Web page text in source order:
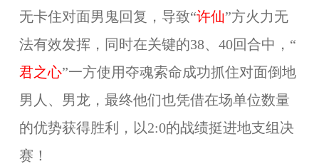
无卡住对面男鬼回复，导致“许仙”方火力无
法有效发挥，同时在关键的38、40回合中，“
君之心”一方使用夺魂索命成功抓住对面倒地
男人、男龙，最终他们也凭借在场单位数量
的优势获得胜利，以2:0的战绩挺进地支组决
赛！